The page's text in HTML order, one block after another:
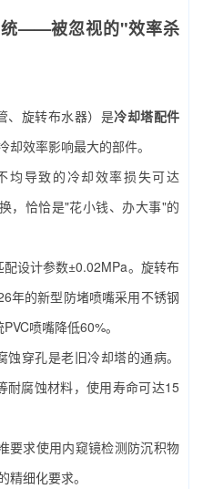
统——被忽视的"效率杀
、旋转布水器）是冷却塔配件
却效率影响最大的部件。
均导致的冷却效率损失可达
，恰恰是"花小钱、办大事"的
配设计参数±0.02MPa。旋转布
年的新型防堵喷嘴采用不锈钢
喷嘴降低60%。
蚀穿孔是老旧冷却塔的通病。
耐腐蚀材料，使用寿命可达15
要求使用内窥镜检测防沉积物
细化要求。